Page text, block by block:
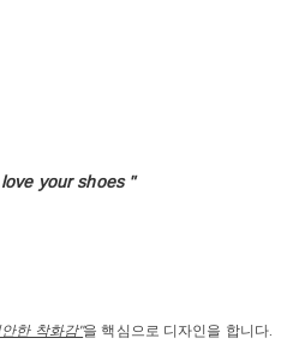
your shoes "
한 착화감"을 핵심으로 디자인을 합니다.